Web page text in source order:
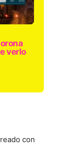
verlo
con